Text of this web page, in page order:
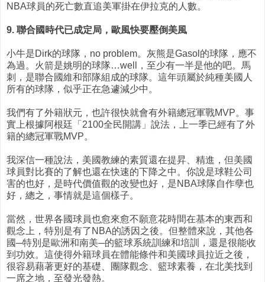
NBA球員的死亡數直追美軍掛在伊拉克的人數。
9. 聯合國時代已成定局，歐風快要壓倒美風
小牛是Dirk的球隊，no problem。灰熊是Gasol的球隊，應不
為過。火箭是姚明的球隊…well，至少有一半是他的吧。馬
刺，是聯合國維和部隊組成的球隊。這年頭屬於純種美國人
所有的球隊，似乎正在急遽減少中。
我們有了外籍狀元，也許很快就會有外籍總冠軍戰MVP。事
實上根據阿根廷「2100全民開講」說法，上一季已經有了外
籍的總冠軍戰MVP。
我深信一種說法，美國教練的素質還在提昇、精進，但美國
球員對比賽的了解也還在快速的下降之中。你說是球鞋公司
害的也好，是時代價值觀的改變也好，是NBA球隊自作孽也
好，總之，事情就是這個樣子。
當然，世界各國球員也愈來愈不願意花時間在基本的東西和
觀念上，特別是有了NBA的誘因之後。但整體來說，其他各
國─特別是歐洲和南美─的籃球系統訓練和培訓，還是很能收
到功效。這使得外籍球員在體能條件和美國球員拉近之後，
很容易藉著更好的基礎、團隊觀念、籃球素養，在北美找到
一席之地，至發光發熱。